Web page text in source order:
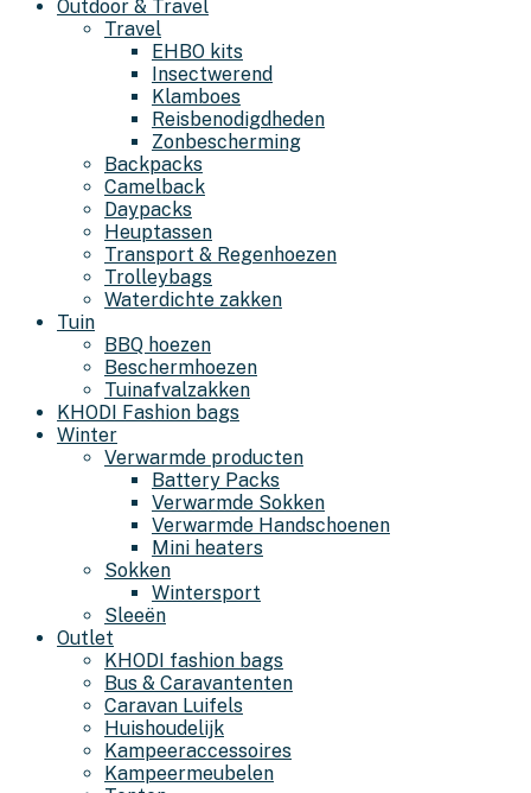
Outdoor & Travel
Travel
EHBO kits
Insectwerend
Klamboes
Reisbenodigdheden
Zonbescherming
Backpacks
Camelback
Daypacks
Heuptassen
Transport & Regenhoezen
Trolleybags
Waterdichte zakken
Tuin
BBQ hoezen
Beschermhoezen
Tuinafvalzakken
KHODI Fashion bags
Winter
Verwarmde producten
Battery Packs
Verwarmde Sokken
Verwarmde Handschoenen
Mini heaters
Sokken
Wintersport
Sleeën
Outlet
KHODI fashion bags
Bus & Caravantenten
Caravan Luifels
Huishoudelijk
Kampeeraccessoires
Kampeermeubelen